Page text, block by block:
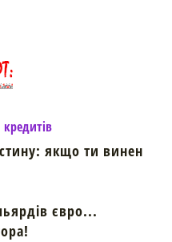
якщо ти винен
євро...